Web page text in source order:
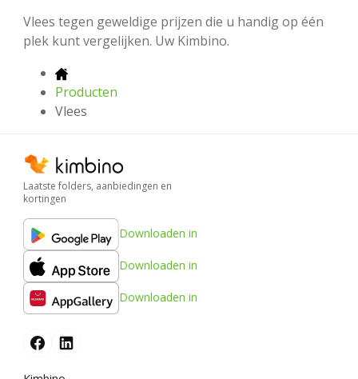
Vlees tegen geweldige prijzen die u handig op één
plek kunt vergelijken. Uw Kimbino.
Producten
Vlees
Laatste folders, aanbiedingen en
kortingen
Downloaden in
Downloaden in
Downloaden in